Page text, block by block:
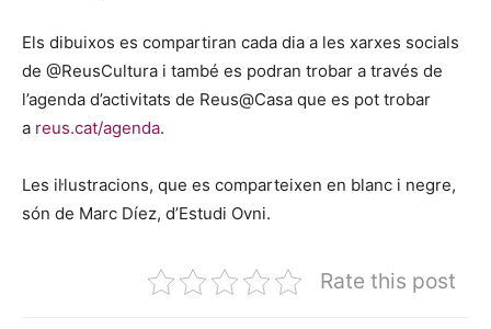
Els dibuixos es compartiran cada dia a les xarxes socials
de @ReusCultura i també es podran trobar a través de
l’agenda d’activitats de Reus@Casa que es pot trobar
a reus.cat/agenda.
Les il·lustracions, que es comparteixen en blanc i negre,
són de Marc Díez, d’Estudi Ovni.
Rate this post